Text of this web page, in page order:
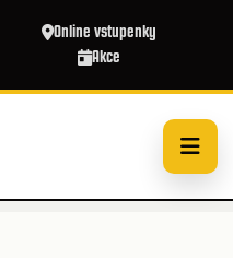
Online vstupenky
Akce